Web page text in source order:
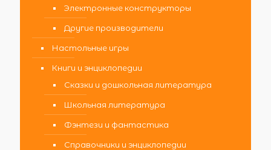
Электронные конструкторы
Другие производители
Настольные игры
Книги и энциклопедии
Сказки и дошкольная литература
Школьная литература
Фэнтези и фантастика
Справочники и энциклопедии